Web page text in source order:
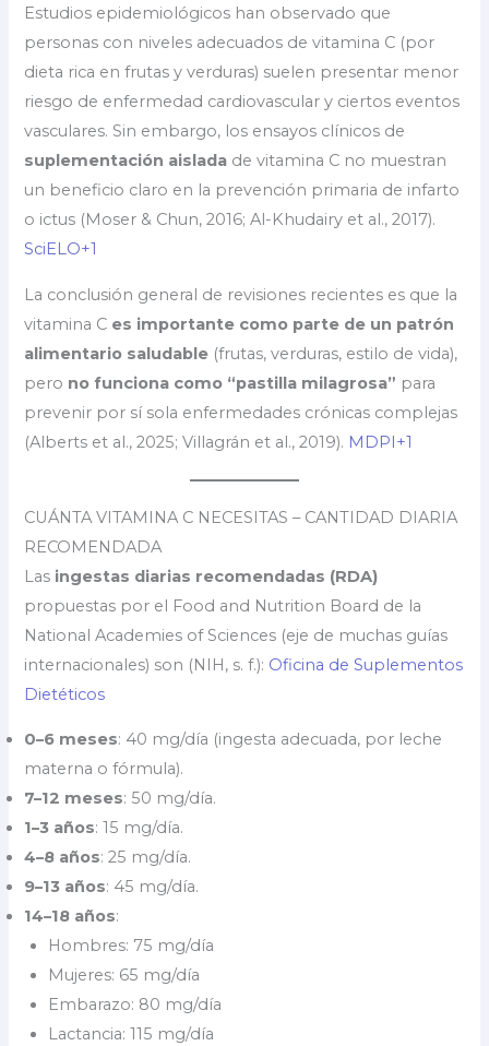
Estudios epidemiológicos han observado que
personas con niveles adecuados de vitamina C (por
dieta rica en frutas y verduras) suelen presentar menor
riesgo de enfermedad cardiovascular y ciertos eventos
vasculares. Sin embargo, los ensayos clínicos de
suplementación aislada de vitamina C no muestran
un beneficio claro en la prevención primaria de infarto
o ictus (Moser & Chun, 2016; Al-Khudairy et al., 2017).
SciELO+1
La conclusión general de revisiones recientes es que la
vitamina C es importante como parte de un patrón
alimentario saludable (frutas, verduras, estilo de vida),
pero no funciona como “pastilla milagrosa” para
prevenir por sí sola enfermedades crónicas complejas
(Alberts et al., 2025; Villagrán et al., 2019). MDPI+1
CUÁNTA VITAMINA C NECESITAS – CANTIDAD DIARIA
RECOMENDADA
Las ingestas diarias recomendadas (RDA)
propuestas por el Food and Nutrition Board de la
National Academies of Sciences (eje de muchas guías
internacionales) son (NIH, s. f.): Oficina de Suplementos
Dietéticos
0–6 meses: 40 mg/día (ingesta adecuada, por leche
materna o fórmula).
7–12 meses: 50 mg/día.
1–3 años: 15 mg/día.
4–8 años: 25 mg/día.
9–13 años: 45 mg/día.
14–18 años:
Hombres: 75 mg/día
Mujeres: 65 mg/día
Embarazo: 80 mg/día
Lactancia: 115 mg/día